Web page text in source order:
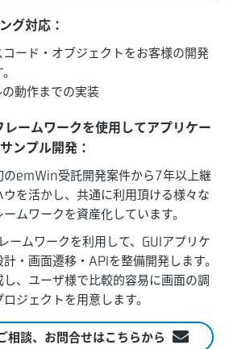
グ対応：
ード・オブジェクトをお客様の開発
の動作までの実装
ームワークを使用してアプリケー
ンプル開発：
のemWin受託開発案件から7年以上継
を活かし、共通に利用頂ける様々な
ムワークを資産化しています。
ームワークを利用して、GUIアプリケ
・画面遷移・APIを整備開発します。
、ユーザ様で比較的容易に画面の調
ジェクトを用意します。
相談、お問合せはこちらから